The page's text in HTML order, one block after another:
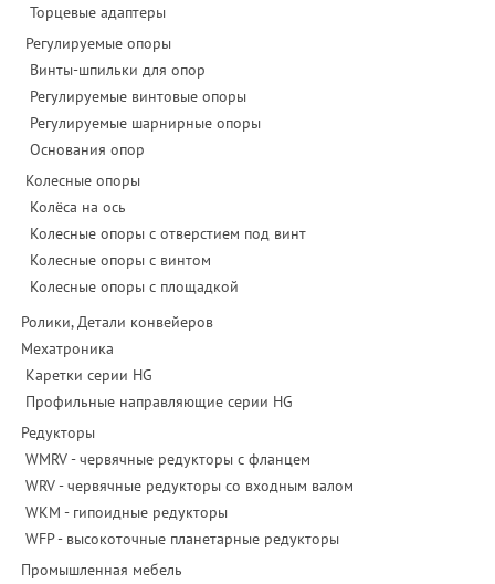
Торцевые адаптеры
Регулируемые опоры
Винты-шпильки для опор
Регулируемые винтовые опоры
Регулируемые шарнирные опоры
Основания опор
Колесные опоры
Колёса на ось
Колесные опоры с отверстием под винт
Колесные опоры с винтом
Колесные опоры с площадкой
Ролики, Детали конвейеров
Мехатроника
Каретки серии HG
Профильные направляющие серии HG
Редукторы
WMRV - червячные редукторы с фланцем
WRV - червячные редукторы со входным валом
WKM - гипоидные редукторы
WFP - высокоточные планетарные редукторы
Промышленная мебель